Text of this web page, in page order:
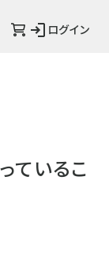
ログイン
ているこ